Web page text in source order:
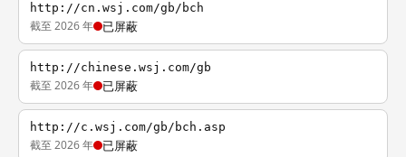
http://cn.wsj.com/gb/bch
截至 2026 年 已屏蔽
http://chinese.wsj.com/gb
截至 2026 年 已屏蔽
http://c.wsj.com/gb/bch.asp
截至 2026 年 已屏蔽